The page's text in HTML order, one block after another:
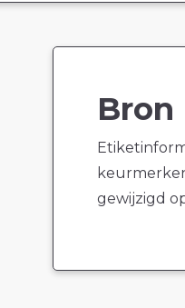
Bron
gewijzigd